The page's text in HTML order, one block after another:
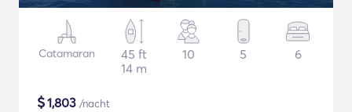
Catamaran
45 ft
14 m
10 5 6
$1,803 /nacht